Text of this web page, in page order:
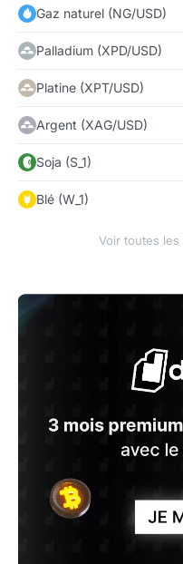
Gaz naturel (NG/USD)
Palladium (XPD/USD)
Platine (XPT/USD)
Argent (XAG/USD)
Soja (S_1)
Blé (W_1)
Voir toutes